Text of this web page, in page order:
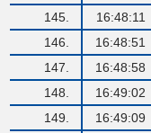
145.
16:48:11
146.
16:48:51
147.
16:48:58
148.
16:49:02
149.
16:49:09